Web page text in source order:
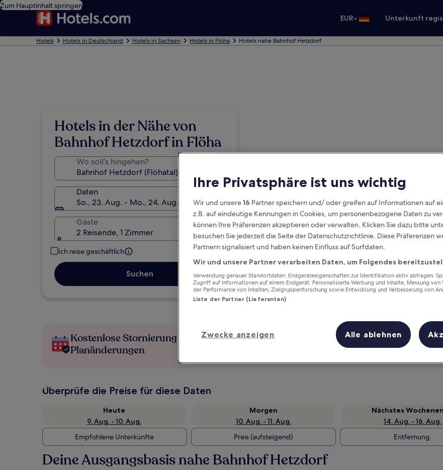
Zum Hauptinhalt springen
EUR• Unterkunft
Hotels Hotels in Deutschland Hotels in Sachsen Hotels in Flöha Hotels nahe Bahnhof Hetzdorf
Hotels in der Nähe von
Bahnhof Hetzdorf in Flöha
Wo soll’s hingehen?
Daten
So., 23. Aug. - Mo., 24. Aug.
Gäste
2 Reisende, 1 Zimmer
Ich reise geschäftlich
Suchen
Kostenlose Stornierung bei
Planänderungen
Verdiene Prämien für jede
wahrgenommene Übernachtung
Überprüfe die Preise für diese Daten
Heute
9. Aug. - 10. Aug.
Morgen
10. Aug. - 11. Aug.
Nächstes
14. Aug. - 16. Aug.
Empfohlene Unterkünfte
Preis (aufsteigend) Entfernung
Deine Ausgangsbasis nahe Bahnhof Hetzdorf
Ihre Privatsphäre ist uns wichtig
Wir und unsere16 Partner speichern und/ oder greifen auf Informationen auf
z.B. auf eindeutige Kennungen in Cookies, um personenbezogene Daten zu
können Ihre Präferenzen akzeptieren oder verwalten. Klicken Sie dazu bitte
besuchen Sie jederzeit die Seite der Datenschutzrichtlinie. Diese Präferenzen
Partnern signalisiert und haben keinen Einfluss auf Surfdaten.
Wir und unsere Partner verarbeiten Daten, um Folgendes
Verwendung genauer Standortdaten. Endgeräteeigenschaften zur Identifikation aktiv abfragen.
Zugriff auf Informationen auf einem Endgerät. Personalisierte Werbung und Inhalte, Messung von
der Performance von Inhalten, Zielgruppenforschung sowie Entwicklung und Verbesserung von
Liste der Partner (Lieferanten)
Zwecke anzeigen Alle ablehnen